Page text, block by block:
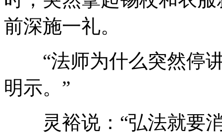
前深施一礼。
“法师为什么突然停讲
明示。”
灵裕说：“弘法就要消